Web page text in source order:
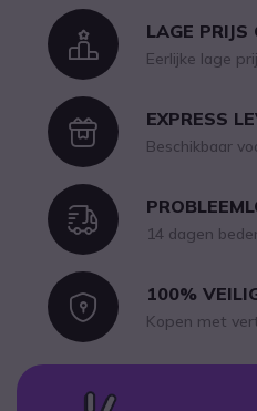
IconLAGE PRIJS
Eerlijke lage
IconEXPRESS
Beschikbaar
Icon14 dagen
Icon100%
Kopen met